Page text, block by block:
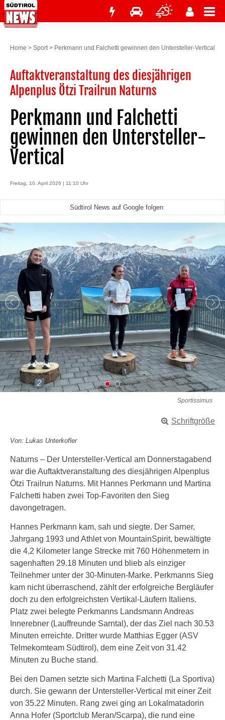
Home > Sport> Perkmann und Falchetti gewinnen den Untersteller-Vertical
Auftaktveranstaltung des diesjährigen
Alpenplus Ötzi Trailrun Naturns
Perkmann und Falchetti
gewinnen den Untersteller-
Vertical
Freitag, 10. April 2026 | 11:10 Uhr
Südtirol News auf Google folgen
Sportissimus
Schriftgröße
Von: Lukas Unterkofler
Naturns – Der Untersteller-Vertical am Donnerstagabend
war die Auftaktveranstaltung des diesjährigen Alpenplus
Ötzi Trailrun Naturns. Mit Hannes Perkmann und Martina
Falchetti haben zwei Top-Favoriten den Sieg
davongetragen.
Hannes Perkmann kam, sah und siegte. Der Sarner,
Jahrgang 1993 und Athlet von MountainSpirit, bewältigte
die 4,2 Kilometer lange Strecke mit 760 Höhenmetern in
sagenhaften 29.18 Minuten und blieb als einziger
Teilnehmer unter der 30-Minuten-Marke. Perkmanns Sieg
kam nicht überraschend, zählt der erfolgreiche Bergläufer
doch zu den erfolgreichsten Vertikal-Läufern Italiens.
Platz zwei belegte Perkmanns Landsmann Andreas
Innerebner (Lauffreunde Sarntal), der das Ziel nach 30.53
Minuten erreichte. Dritter wurde Matthias Egger (ASV
Telmekomteam Südtirol), dem eine Zeit von 31.42
Minuten zu Buche stand.
Bei den Damen setzte sich Martina Falchetti (La Sportiva)
durch. Sie gewann der Untersteller-Vertical mit einer Zeit
von 35.22 Minuten. Rang zwei ging an Lokalmatadorin
Anna Hofer (Sportclub Meran/Scarpa), die rund eine